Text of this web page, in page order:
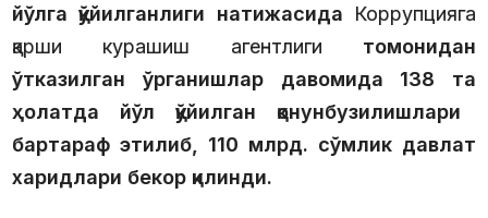
йўлга қўйилганлиги натижасида
Коррупцияга
қарши курашиш агентлиги томонидан
ўтказилган ўрганишлар давомида 138 та
ҳолатда йўл қўйилган қонунбузилишлари
бартараф этилиб, 110 млрд. сўмлик давлат
харидлари бекор қилинди.